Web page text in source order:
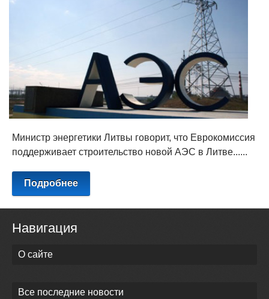
Министр энергетики Литвы говорит, что Еврокомиссия
поддерживает строительство новой АЭС в Литве......
Подробнее
Навигация
О сайте
Все последние новости